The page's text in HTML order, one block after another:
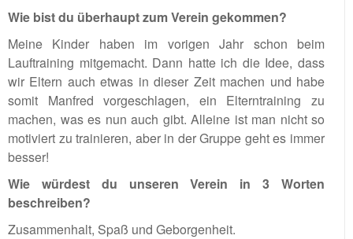
Wie bist du überhaupt zum Verein gekommen?
Meine Kinder haben im vorigen Jahr schon beim
Lauftraining mitgemacht. Dann hatte ich die Idee, dass
wir Eltern auch etwas in dieser Zeit machen und habe
somit Manfred vorgeschlagen, ein Elterntraining zu
machen, was es nun auch gibt. Alleine ist man nicht so
motiviert zu trainieren, aber in der Gruppe geht es immer
besser!
Wie würdest du unseren Verein in 3 Worten
beschreiben?
Zusammenhalt, Spaß und Geborgenheit.